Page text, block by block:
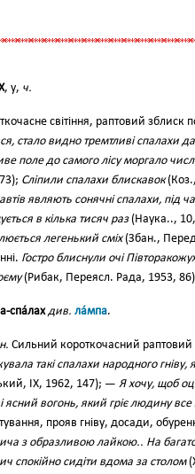
, у, ч.
світіння, раптовий зблиск
стало видно тремтливі спалахи
поле до самого лісу моргало
Сліпили спалахи блискавок
являють сонячні спалахи, під
в кілька тисяч раз(Наука..,
легенький сміх(Збан.,
Гостро блиснули очі
(Рибак, Переясл. Рада, 1953,
спа́лахдив. ла́мпа.
Сильний короткочасний раптовий
такі спалахи народного
IX, 1962, 147); — Я хочу, щоб
ясний вогонь, який гріє людину
прояв гніву, досади,
з образливою лайкою.. На багато
спокійно сидіти вдома за столом